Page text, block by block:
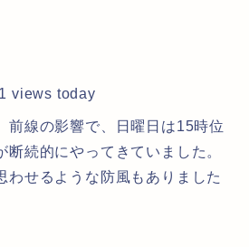
views today
前線の影響で、日曜日は15時位
断続的にやってきていました。
わせるような防風もありました